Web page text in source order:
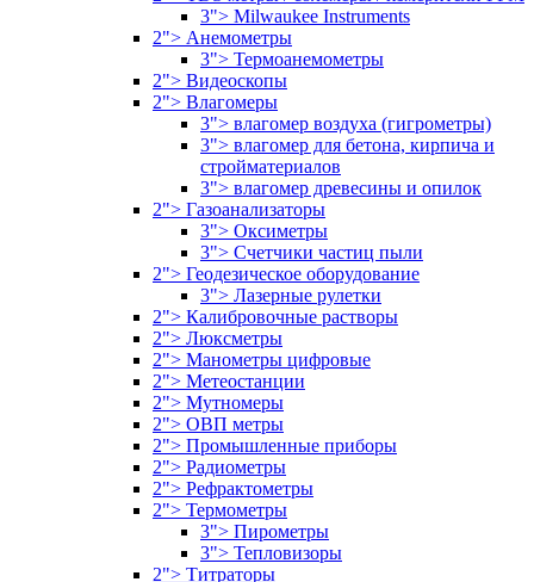
3"> Milwaukee Instruments
2"> Анемометры
3"> Термоанемометры
2"> Видеоскопы
2"> Влагомеры
3"> влагомер воздуха (гигрометры)
3"> влагомер для бетона, кирпича и
стройматериалов
3"> влагомер древесины и опилок
2"> Газоанализаторы
3"> Оксиметры
3"> Счетчики частиц пыли
2"> Геодезическое оборудование
3"> Лазерные рулетки
2"> Калибровочные растворы
2"> Люксметры
2"> Манометры цифровые
2"> Метеостанции
2"> Мутномеры
2"> ОВП метры
2"> Промышленные приборы
2"> Радиометры
2"> Рефрактометры
2"> Термометры
3"> Пирометры
3"> Тепловизоры
2"> Титраторы